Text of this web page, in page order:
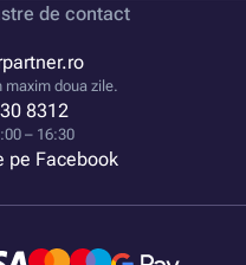
de contact
maxim doua zile.
8312
– 16:30
pe Facebook